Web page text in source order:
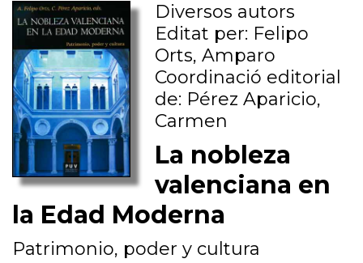
Diversos autors
Editat per: Felipo
Orts, Amparo
Coordinació editorial
de: Pérez Aparicio,
Carmen
La nobleza
valenciana en
la Edad Moderna
Patrimonio, poder y cultura